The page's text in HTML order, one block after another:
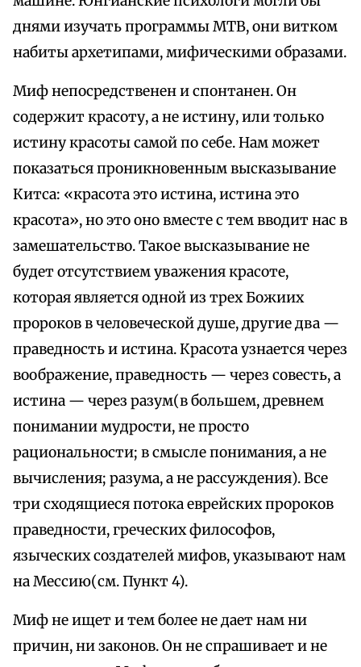
днями изучать программы МТВ, они витком
набиты архетипами, мифическими образами.
Миф непосредственен и спонтанен. Он
содержит красоту, а не истину, или только
истину красоты самой по себе. Нам может
показаться проникновенным высказывание
Китса: «красота это истина, истина это
красота», но это оно вместе с тем вводит нас в
замешательство. Такое высказывание не
будет отсутствием уважения красоте,
которая является одной из трех Божиих
пророков в человеческой душе, другие два —
праведность и истина. Красота узнается через
воображение, праведность — через совесть, а
истина — через разум(в большем, древнем
понимании мудрости, не просто
рациональности; в смысле понимания, а не
вычисления; разума, а не рассуждения). Все
три сходящиеся потока еврейских пророков
праведности, греческих философов,
языческих создателей мифов, указывают нам
на Мессию(см. Пункт 4).
Миф не ищет и тем более не дает нам ни
причин, ни законов. Он не спрашивает и не